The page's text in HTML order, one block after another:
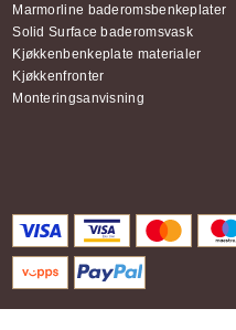
Marmorline baderomsbenkeplater
Solid Surface baderomsvask
Kjøkkenbenkeplate materialer
Kjøkkenfronter
Monteringsanvisning